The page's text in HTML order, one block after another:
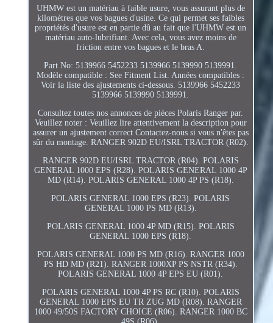
UHMW est un matériau à faible usure, vous assurant plus de
kilomètres que vos bagues d'usine. Ce qui permet ses faibles
propriétés d'usure est en partie dû au fait que l'UHMW est un
matériau auto-lubrifiant. Avec cela, vous avez moins de
friction entre vos bagues et le bras A.
Part No: 5139966 5452233 5139966 5139990 5139991.
Modèle compatible : See Fitment List. Années compatibles :
Voir la liste des ajustements ci-dessous. 5139966 5452233
5139966 5139990 5139991.
Consultez toutes nos annonces de pièces Polaris Ranger par.
Veuillez noter : Veuillez lire attentivement la description pour
assurer un ajustement correct Contactez-nous si vous n'êtes pas
sûr du montage. RANGER 902D EU/ISRL TRACTOR (R02).
RANGER 902D EU/ISRL TRACTOR (R04). POLARIS
GENERAL 1000 EPS (R28). POLARIS GENERAL 1000 4P
MD (R14). POLARIS GENERAL 1000 4P PS (R18).
POLARIS GENERAL 1000 EPS (R23). POLARIS
GENERAL 1000 PS MD (R13).
POLARIS GENERAL 1000 4P MD (R15). POLARIS
GENERAL 1000 EPS (R18).
POLARIS GENERAL 1000 PS MD (R16). RANGER 1000
PS HD MD (R21). RANGER 1000XP PS NSTR (R34).
POLARIS GENERAL 1000 4P EPS EU (R01).
POLARIS GENERAL 1000 4P PS RC (R10). POLARIS
GENERAL 1000 EPS EU TR ZUG MD (R08). RANGER
1000 49/50S FACTORY CHOICE (R06). RANGER 1000 BC